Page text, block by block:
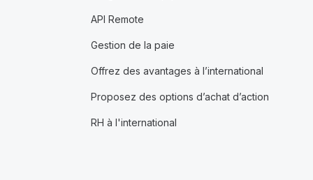
API Remote
Gestion de la paie
Offrez des avantages à l’international
Proposez des options d’achat d’action
RH à l'international